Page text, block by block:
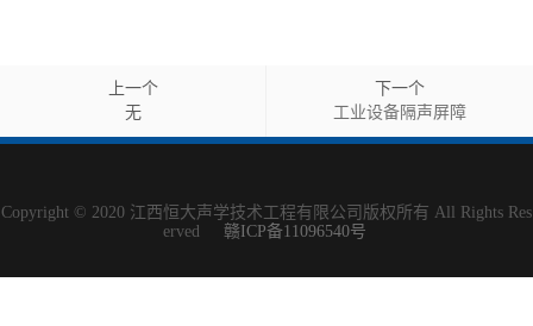
上一个
无
下一个
工业设备隔声屏障
Copyright © 2020 江西恒大声学技术工程有限公司版权所有 All Rights Res
erved 赣ICP备11096540号